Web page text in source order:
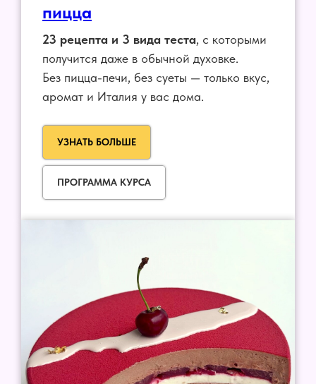
пицца
23 рецепта и 3 вида теста, с которыми
получится даже в обычной духовке.
Без пицца-печи, без суеты — только вкус,
аромат и Италия у вас дома.
УЗНАТЬ БОЛЬШЕ
ПРОГРАММА КУРСА